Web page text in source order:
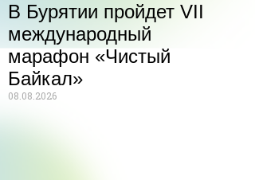
В Бурятии пройдет VII
международный
марафон «Чистый
Байкал»
08.08.2026